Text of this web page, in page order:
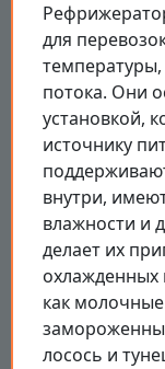
для
потока. Они
установкой,
источнику
внутри,
влажности и
делает их
охлажденных
как
лосось и